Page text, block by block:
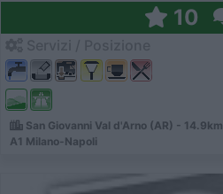
10
San Giovanni Val d'Arno (AR) - 14.9km
A1 Milano-Napoli